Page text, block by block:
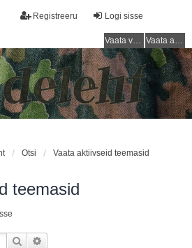
Logi sisse
Registreeru
Vaata vastamata teemasi Vaata aktiivseid teemasid
Otsi Vaata aktiivseid teemasid
teemasid
Otsi